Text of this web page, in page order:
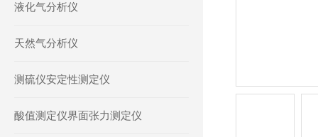
液化气分析仪
天然气分析仪
测硫仪安定性测定仪
酸值测定仪界面张力测定仪